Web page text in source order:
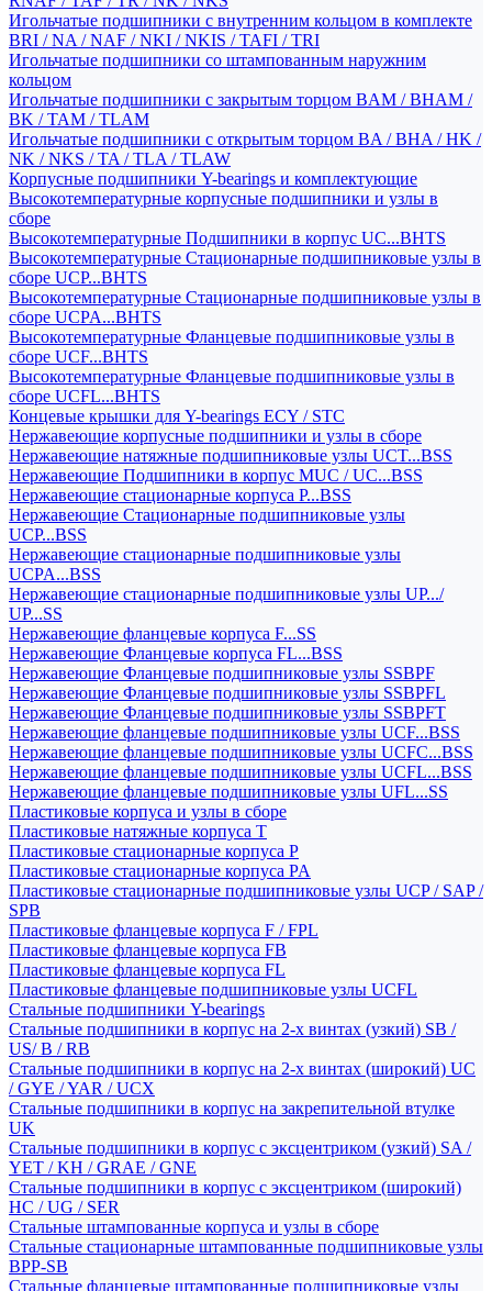
Игольчатые подшипники с внутренним кольцом в комплекте
BRI / NA / NAF / NKI / NKIS / TAFI / TRI
Игольчатые подшипники со штампованным наружним
кольцом
Игольчатые подшипники с закрытым торцом BAM / BHAM /
BK / TAM / TLAM
Игольчатые подшипники с открытым торцом BA / BHA / HK /
NK / NKS / TA / TLA / TLAW
Корпусные подшипники Y-bearings и комплектующие
Высокотемпературные корпусные подшипники и узлы в
сборе
Высокотемпературные Подшипники в корпус UC...BHTS
Высокотемпературные Стационарные подшипниковые узлы в
сборе UCP...BHTS
Высокотемпературные Стационарные подшипниковые узлы в
сборе UCPA...BHTS
Высокотемпературные Фланцевые подшипниковые узлы в
сборе UCF...BHTS
Высокотемпературные Фланцевые подшипниковые узлы в
сборе UCFL...BHTS
Концевые крышки для Y-bearings ECY / STC
Нержавеющие корпусные подшипники и узлы в сборе
Нержавеющие натяжные подшипниковые узлы UCT...BSS
Нержавеющие Подшипники в корпус MUC / UC...BSS
Нержавеющие стационарные корпуса P...BSS
Нержавеющие Стационарные подшипниковые узлы
UCP...BSS
Нержавеющие стационарные подшипниковые узлы
UCPA...BSS
Нержавеющие стационарные подшипниковые узлы UP.../
UP...SS
Нержавеющие фланцевые корпуса F...SS
Нержавеющие Фланцевые корпуса FL...BSS
Нержавеющие Фланцевые подшипниковые узлы SSBPF
Нержавеющие Фланцевые подшипниковые узлы SSBPFL
Нержавеющие Фланцевые подшипниковые узлы SSBPFT
Нержавеющие фланцевые подшипниковые узлы UCF...BSS
Нержавеющие фланцевые подшипниковые узлы UCFC...BSS
Нержавеющие фланцевые подшипниковые узлы UCFL...BSS
Нержавеющие фланцевые подшипниковые узлы UFL...SS
Пластиковые корпуса и узлы в сборе
Пластиковые натяжные корпуса T
Пластиковые стационарные корпуса P
Пластиковые стационарные корпуса PA
Пластиковые стационарные подшипниковые узлы UCP / SAP /
SPB
Пластиковые фланцевые корпуса F / FPL
Пластиковые фланцевые корпуса FB
Пластиковые фланцевые корпуса FL
Пластиковые фланцевые подшипниковые узлы UCFL
Стальные подшипники Y-bearings
Стальные подшипники в корпус на 2-х винтах (узкий) SB /
US/ B / RB
Стальные подшипники в корпус на 2-х винтах (широкий) UC
/ GYE / YAR / UCX
Стальные подшипники в корпус на закрепительной втулке
UK
Стальные подшипники в корпус с эксцентриком (узкий) SA /
YET / KH / GRAE / GNE
Стальные подшипники в корпус с эксцентриком (широкий)
HC / UG / SER
Стальные штампованные корпуса и узлы в сборе
Стальные стационарные штампованные подшипниковые узлы
BPP-SB
Стальные фланцевые штампованные подшипниковые узлы